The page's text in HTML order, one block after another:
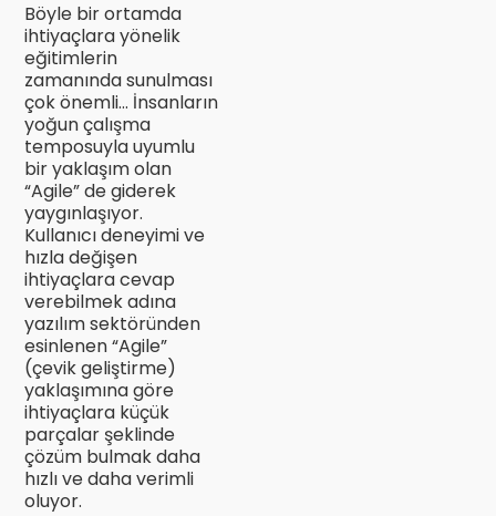
Böyle bir ortamda
ihtiyaçlara yönelik
eğitimlerin
zamanında sunulması
çok önemli... İnsanların
yoğun çalışma
temposuyla uyumlu
bir yaklaşım olan
“Agile” de giderek
yaygınlaşıyor.
Kullanıcı deneyimi ve
hızla değişen
ihtiyaçlara cevap
verebilmek adına
yazılım sektöründen
esinlenen “Agile”
(çevik geliştirme)
yaklaşımına göre
ihtiyaçlara küçük
parçalar şeklinde
çözüm bulmak daha
hızlı ve daha verimli
oluyor.